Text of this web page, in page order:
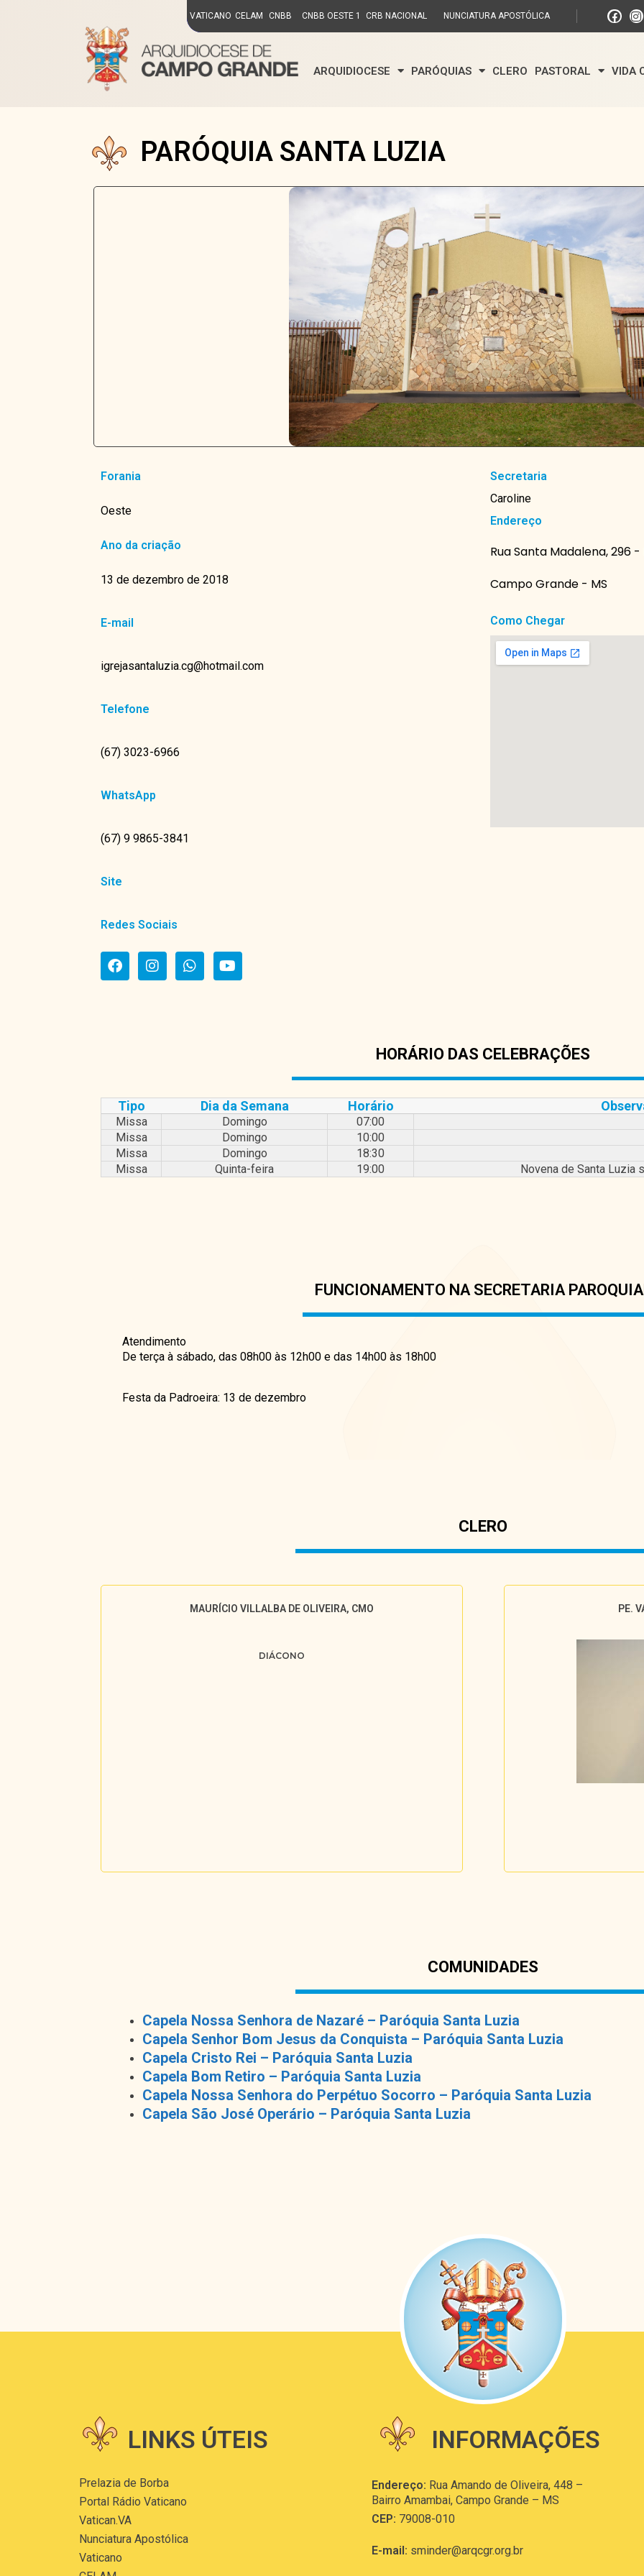
VATICANO CELAM CNBB CNBB OESTE 1 CRB NACIONAL NUNCIATURA APOSTÓLICA
ARQUIDIOCESE PARÓQUIAS CLERO PASTORAL VIDA
PARÓQUIA SANTA LUZIA
Forania
Oeste
Ano da criação
13 de dezembro de 2018
E-mail
igrejasantaluzia.cg@hotmail.com
Telefone
(67) 3023-6966
WhatsApp
(67) 9 9865-3841
Site
Redes Sociais
Secretaria
Caroline
Endereço
Rua Santa Madalena, 296
Campo Grande - MS
Como Chegar
HORÁRIO DAS CELEBRAÇÕES
Tipo Dia da Semana Horário
Missa Domingo
07:00
Missa
Domingo
10:00
Missa
Domingo
18:30
Missa
Quinta-feira 19:00 Novena de Santa Luzia
FUNCIONAMENTO NA SECRETARIA
Atendimento
De terça à sábado, das 08h00 às 12h00 e das 14h00 às 18h00
Festa da Padroeira: 13 de dezembro
CLERO
MAURÍCIO VILLALBA DE OLIVEIRA, CMO
DIÁCONO
PE.
COMUNIDADES
Capela Nossa Senhora de Nazaré – Paróquia Santa Luzia
Capela Senhor Bom Jesus da Conquista – Paróquia Santa Luzia
Capela Cristo Rei – Paróquia Santa Luzia
Capela Bom Retiro – Paróquia Santa Luzia
Capela Nossa Senhora do Perpétuo Socorro – Paróquia Santa Luzia
Capela São José Operário – Paróquia Santa Luzia
LINKS ÚTEIS INFORMAÇÕES
Prelazia de Borba
Portal Rádio Vaticano
Vatican.VA
Nunciatura Apostólica
Vaticano
Endereço: Rua Amando de Oliveira, 448 –
Bairro Amambai, Campo Grande – MS
CEP: 79008-010
E-mail: sminder@arqcgr.org.br